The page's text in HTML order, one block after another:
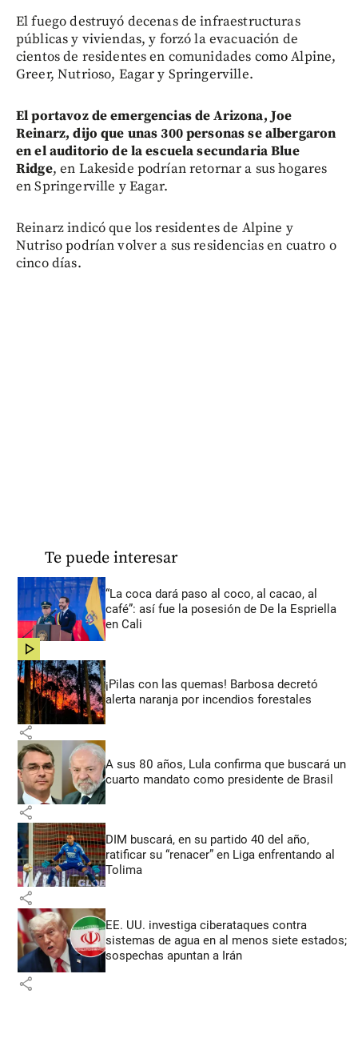
El fuego destruyó decenas de infraestructuras
públicas y viviendas, y forzó la evacuación de
cientos de residentes en comunidades como Alpine,
Greer, Nutrioso, Eagar y Springerville.
El portavoz de emergencias de Arizona, Joe
Reinarz, dijo que unas 300 personas se albergaron
en el auditorio de la escuela secundaria Blue
Ridge, en Lakeside podrían retornar a sus hogares
en Springerville y Eagar.
Reinarz indicó que los residentes de Alpine y
Nutriso podrían volver a sus residencias en cuatro o
cinco días.
Te puede interesar
“La coca dará paso al coco, al cacao, al
café”: así fue la posesión de De la Espriella
en Cali
share
¡Pilas con las quemas! Barbosa decretó
alerta naranja por incendios forestales
share
A sus 80 años, Lula confirma que buscará un
cuarto mandato como presidente de Brasil
share
DIM buscará, en su partido 40 del año,
ratificar su “renacer” en Liga enfrentando al
Tolima
share
EE. UU. investiga ciberataques contra
sistemas de agua en al menos siete estados;
sospechas apuntan a Irán
share